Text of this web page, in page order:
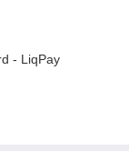
- LiqPay